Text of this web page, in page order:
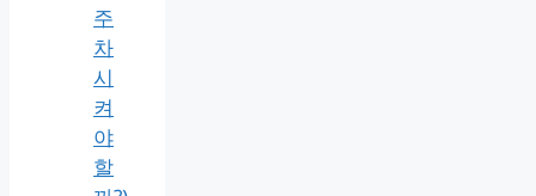
주
차
시
켜
야
할